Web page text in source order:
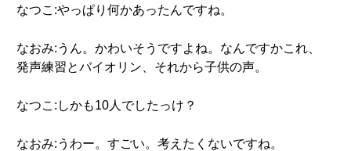
なつこ:やっぱり何かあったんですね。
なおみ:うん。かわいそうですよね。なんですかこれ、
発声練習とバイオリン、それから子供の声。
なつこ:しかも10人でしたっけ？
なおみ:うわー。すごい。考えたくないですね。